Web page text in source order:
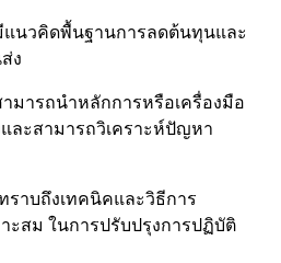
นวคิดพื้นฐานการลดต้นทุนและ
ง
ารถนำหลักการหรือเครื่องมือ
ละสามารถวิเคราะห์ปัญหา
าบถึงเทคนิคและวิธีการ
ะสม ในการปรับปรุงการปฏิบัติ